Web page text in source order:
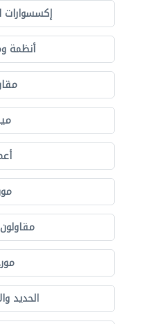
إكسسوارات
أنظمة
الحديد